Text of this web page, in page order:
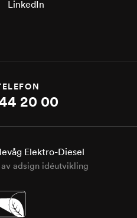
LinkedIn
20 00
Elektro-Diesel
adsign idéutvikling